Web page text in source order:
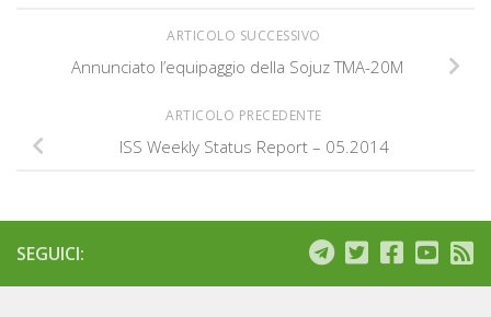
ARTICOLO SUCCESSIVO
Annunciato l’equipaggio della Sojuz TMA-20M
ARTICOLO PRECEDENTE
ISS Weekly Status Report – 05.2014
SEGUICI: